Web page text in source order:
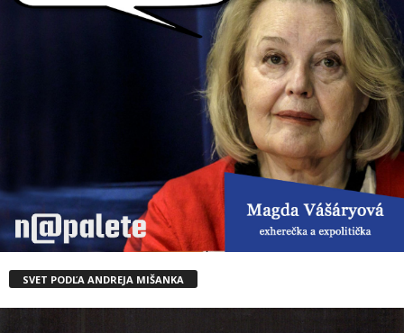
SVET PODĽA ANDREJA MIŠANKA